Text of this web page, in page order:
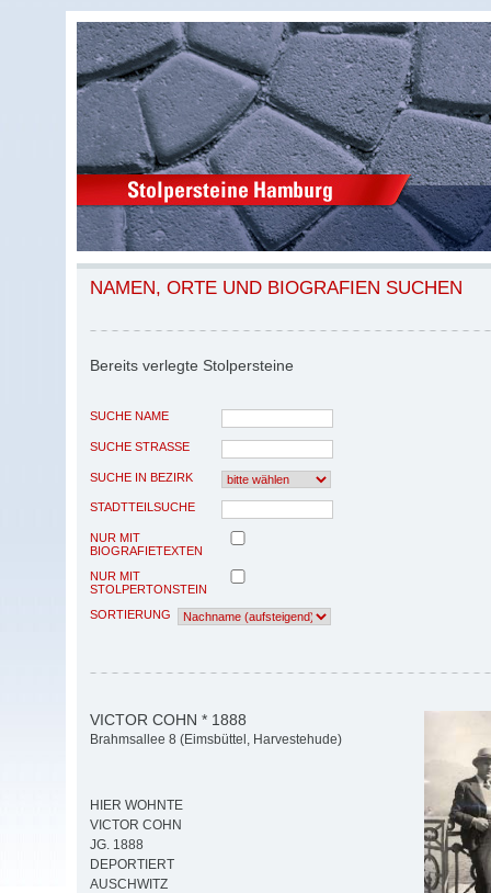
NAMEN, ORTE UND BIOGRAFIEN SUCHEN
Bereits verlegte Stolpersteine
SUCHE NAME
SUCHE STRASSE
SUCHE IN BEZIRK
STADTTEILSUCHE
NUR MIT
BIOGRAFIETEXTEN
NUR MIT
STOLPERTONSTEIN
SORTIERUNG
VICTOR COHN * 1888
Brahmsallee 8 (Eimsbüttel, Harvestehude)
HIER WOHNTE
VICTOR COHN
JG. 1888
DEPORTIERT
AUSCHWITZ